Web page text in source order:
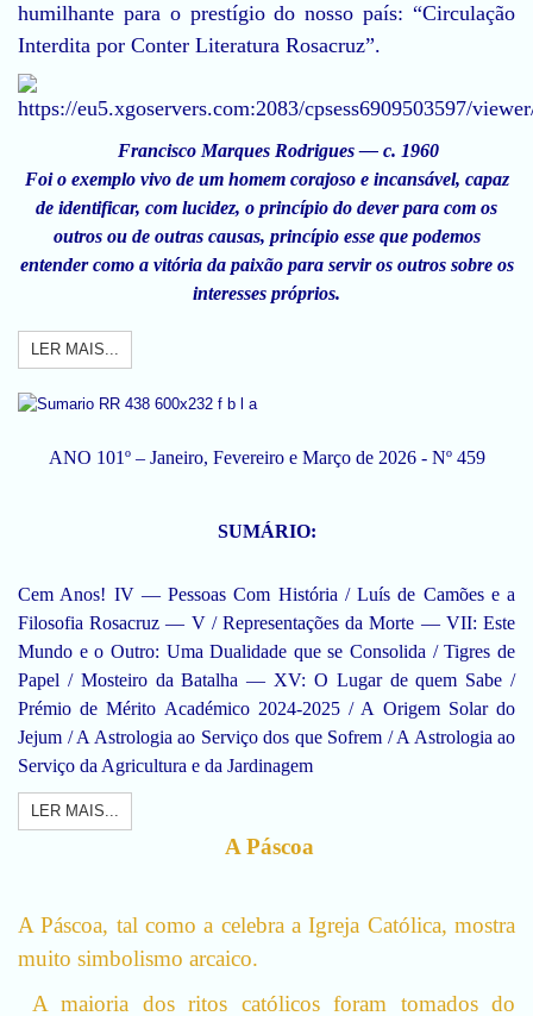
humilhante para o prestígio do nosso país: “Circulação
Interdita por Conter Literatura Rosacruz”.
Francisco Marques Rodrigues — c. 1960
Foi o exemplo vivo de um homem corajoso e incansável, capaz
de identificar, com lucidez, o princípio do dever para com os
outros ou de outras causas, princípio esse que podemos
entender como a vitória da paixão para servir os outros sobre os
interesses próprios.
LER MAIS...
ANO 101º – Janeiro, Fevereiro e Março de 2026 - Nº 459
SUMÁRIO:
Cem Anos! IV — Pessoas Com História / Luís de Camões e a
Filosofia Rosacruz — V / Representações da Morte — VII: Este
Mundo e o Outro: Uma Dualidade que se Consolida / Tigres de
Papel / Mosteiro da Batalha — XV: O Lugar de quem Sabe /
Prémio de Mérito Académico 2024-2025 / A Origem Solar do
Jejum / A Astrologia ao Serviço dos que Sofrem / A Astrologia ao
Serviço da Agricultura e da Jardinagem
LER MAIS...
A Páscoa
A Páscoa, tal como a celebra a Igreja Católica, mostra
muito simbolismo arcaico.
A maioria dos ritos católicos foram tomados do